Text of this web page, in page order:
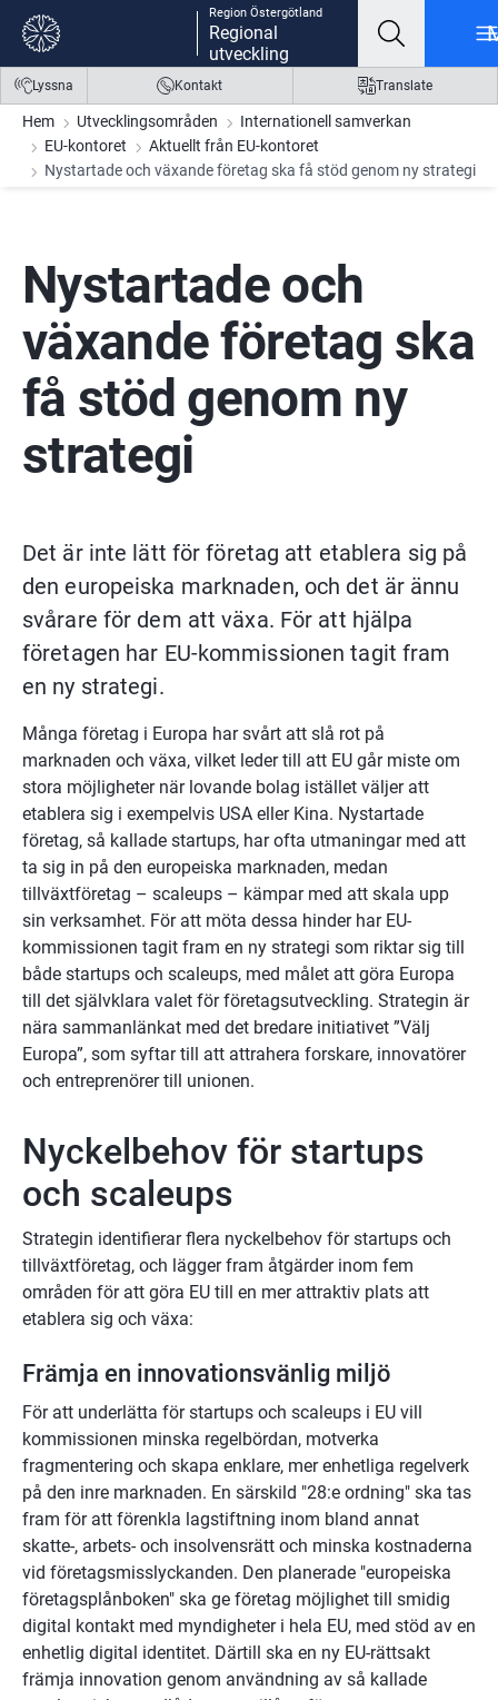
Gå till innehåll
Gå till meny
Gå till sidfot
Region Östergötland
Regional
utveckling
Lyssna Kontakt Translate
Hem Utvecklingsområden
Internationell samverkan
EU-kontoret
Aktuellt från EU-kontoret
Nystartade och växande företag ska få stöd genom ny strategi
Nystartade och
växande företag ska
få stöd genom ny
strategi
Det är inte lätt för företag att etablera sig på
den europeiska marknaden, och det är ännu
svårare för dem att växa. För att hjälpa
företagen har EU-kommissionen tagit fram
en ny strategi.
Många företag i Europa har svårt att slå rot på
marknaden och växa, vilket leder till att EU går miste om
stora möjligheter när lovande bolag istället väljer att
etablera sig i exempelvis USA eller Kina. Nystartade
företag, så kallade startups, har ofta utmaningar med att
ta sig in på den europeiska marknaden, medan
tillväxtföretag – scaleups – kämpar med att skala upp
sin verksamhet. För att möta dessa hinder har EU-
kommissionen tagit fram en ny strategi som riktar sig till
både startups och scaleups, med målet att göra Europa
till det självklara valet för företagsutveckling. Strategin är
nära sammanlänkat med det bredare initiativet ”Välj
Europa”, som syftar till att attrahera forskare, innovatörer
och entreprenörer till unionen.
Nyckelbehov för startups
och scaleups
Strategin identifierar flera nyckelbehov för startups och
tillväxtföretag, och lägger fram åtgärder inom fem
områden för att göra EU till en mer attraktiv plats att
etablera sig och växa:
Främja en innovationsvänlig miljö
För att underlätta för startups och scaleups i EU vill
kommissionen minska regelbördan, motverka
fragmentering och skapa enklare, mer enhetliga regelverk
på den inre marknaden. En särskild "28:e ordning" ska tas
fram för att förenkla lagstiftning inom bland annat
skatte-, arbets- och insolvensrätt och minska kostnaderna
vid företagsmisslyckanden. Den planerade "europeiska
företagsplånboken" ska ge företag möjlighet till smidig
digital kontakt med myndigheter i hela EU, med stöd av en
enhetlig digital identitet. Därtill ska en ny EU-rättsakt
främja innovation genom användning av så kallade